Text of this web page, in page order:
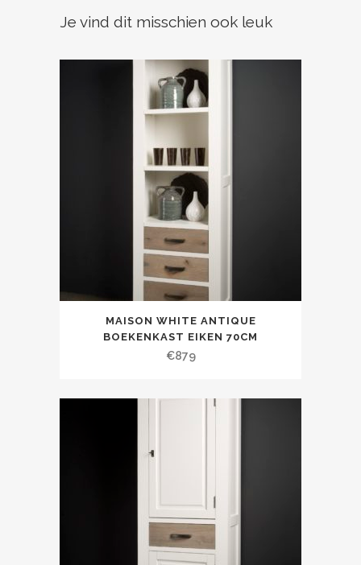
Je vind dit misschien ook leuk
MAISON WHITE ANTIQUE
BOEKENKAST EIKEN 70CM
€879